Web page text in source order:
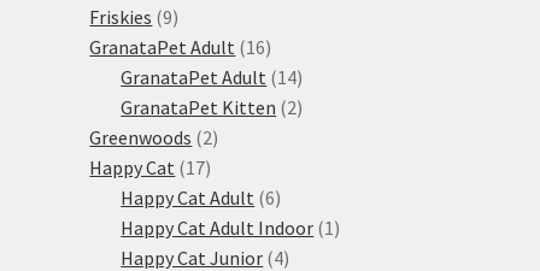
Friskies 99
produktů
GranataPet Adult 1616
produktů
GranataPet Adult 1414
produktů
GranataPet Kitten 22
Greenwoods 22
Happy Cat 1717
produktů
Happy Cat Adult 66
produktů
Happy Cat Adult Indoor 1 1
Happy Cat Junior 44